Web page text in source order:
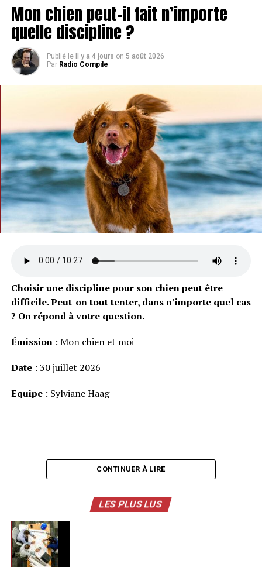
Mon chien peut-il fait n’importe
quelle discipline ?
Publié le Il y a 4 jours on 5 août 2026
Par Radio Compile
Choisir une discipline pour son chien peut être
difficile. Peut-on tout tenter, dans n’importe quel cas
? On répond à votre question.
Émission: Mon chien et moi
Date: 30 juillet 2026
Equipe: Sylviane Haag
CONTINUER À LIRE
LES PLUS LUS